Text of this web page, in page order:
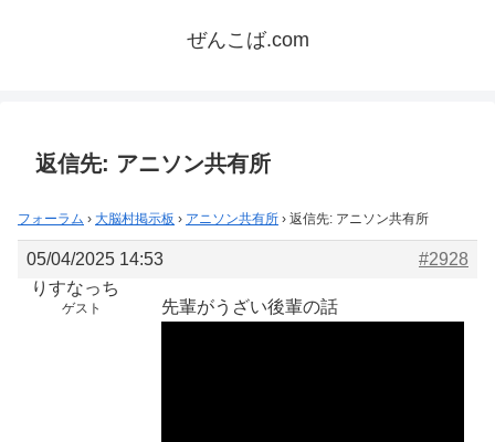
ぜんこば.com
返信先: アニソン共有所
フォーラム › 大脳村掲示板 › アニソン共有所 › 返信先: アニソン共有所
05/04/2025 14:53
#2928
りすなっち
ゲスト 先輩がうざい後輩の話